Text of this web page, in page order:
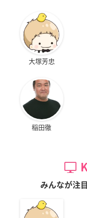
大塚芳忠
稲田徹
みんなが注